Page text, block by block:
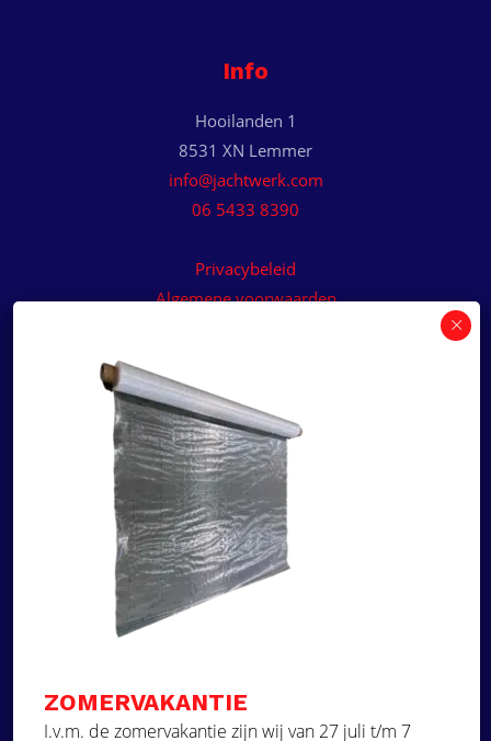
Info
Hooilanden 1
8531 XN Lemmer
info@jachtwerk.com
06 5433 8390
Privacybeleid
Algemene voorwaarden
Offerte aanvragen
Wilt u een prijsvoorstel op maat ontvangen voor
een kunststof teakdek voor uw boot? Vraag een
vrijblijvende offerte aan!
Offerte aanvragen
Over ons
Projecten
ZOMERVAKANTIE
I.v.m. de zomervakantie zijn wij van 27 juli t/m 7
Deze website maakt
gebruik van cookies.
Deze website gebruikt cookies om uw
gebruikerservaring te verbeteren. Door
onze website te gebruiken, stemt u in met
STRIKT NOODZAKELIJK